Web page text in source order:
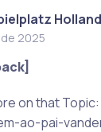
Holland
2025
on that
ao-pai-